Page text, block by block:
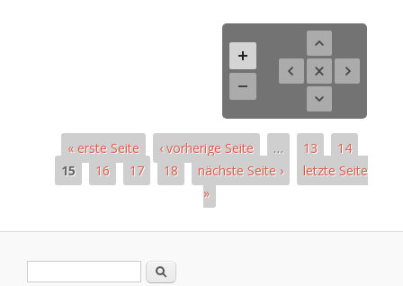
« erste Seite ‹ vorherige Seite … 13
14
15
16 17 18 nächste Seite ›
letzte Seite
»
Formulario de búsqueda
Buscar